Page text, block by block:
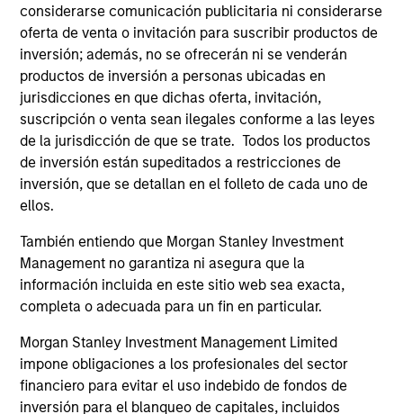
considerarse comunicación publicitaria ni considerarse
oferta de venta o invitación para suscribir productos de
inversión; además, no se ofrecerán ni se venderán
productos de inversión a personas ubicadas en
jurisdicciones en que dichas oferta, invitación,
suscripción o venta sean ilegales conforme a las leyes
de la jurisdicción de que se trate. Todos los productos
de inversión están supeditados a restricciones de
inversión, que se detallan en el folleto de cada uno de
ellos.
También entiendo que Morgan Stanley Investment
Management no garantiza ni asegura que la
información incluida en este sitio web sea exacta,
completa o adecuada para un fin en particular.
Morgan Stanley Investment Management Limited
impone obligaciones a los profesionales del sector
financiero para evitar el uso indebido de fondos de
inversión para el blanqueo de capitales, incluidos
ARTÍCULOS RELACIONADOS
ARTÍCULO
High Yield Market Monitor – Q2 2026
An in-depth review of the US and European